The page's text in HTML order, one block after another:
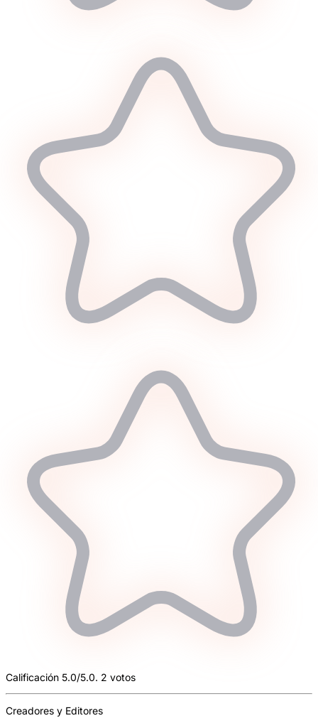
Calificación 5.0/5.0. 2 votos
Creadores y Editores